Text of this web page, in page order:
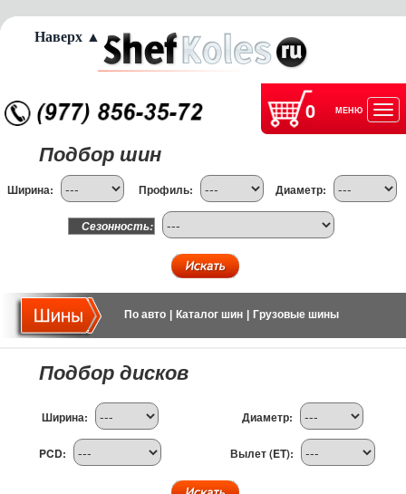
0 МЕНЮ
Подбор шин
Ширина: Профиль: Диаметр:
Сезонность:
По авто Каталог шин Грузовые шины
Подбор дисков
Ширина: Диаметр:
PCD: Вылет (ET):
Наверх ▲